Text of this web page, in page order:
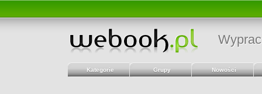
Kategorie Grupy Nowości